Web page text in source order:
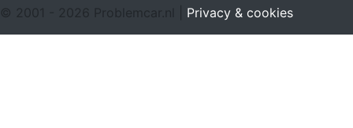
© 2001 - 2026 Problemcar.nl | Privacy & cookies